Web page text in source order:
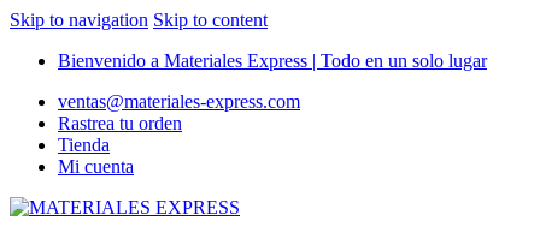
Skip to navigation Skip to content
Bienvenido a Materiales Express | Todo en un solo lugar
ventas@materiales-express.com
Rastrea tu orden
Tienda
Mi cuenta